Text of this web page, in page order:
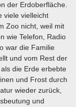
der Erdoberfläche.
viele vielleicht
Zoo nicht, weil mit
wie Telefon, Radio
war die Familie
und vom Rest der
die Erde erbebte
und Frost durch
wieder zurück,
und